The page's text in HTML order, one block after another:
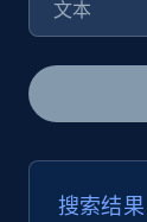
搜索结果